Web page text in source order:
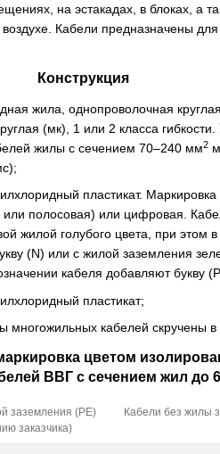
на эстакадах, в блоках, а
Кабели предназначены
Конструкция
жила, однопроволочная
(мк), 1 или 2 класса гибкости.
жилы с сечением 70–240 мм2
пластикат.
или полосовая) или цифровая.
жилой голубого цвета, при этом
(N) или с жилой заземления
кабеля добавляют букву
пластикат;
многожильных кабелей скручены в
цветом
ВВГ с сечением жил до
заземления (РЕ)
заказчика)
Кабели без жилы